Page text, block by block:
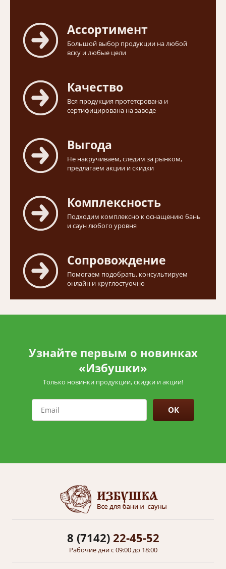
Ассортимент
Большой выбор продукции на любой
вску и любые цели
Качество
Вся продукция протетсрована и
сертифицирована на заводе
Выгода
Не накручиваем, следим за рынком,
предлагаем акции и скидки
Комплексность
Подходим комплексно к оснащению бань
и саун любого уровня
Сопровождение
Помогаем подобрать, консультируем
онлайн и круглостуочно
Узнайте первым о новинках
«Избушки»
Только новинки продукции, скидки и акции!
ОК
8 (7142)22-45-52
Рабочие дни с 09:00 до 18:00